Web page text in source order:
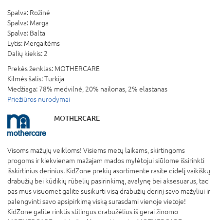
Spalva: Rožinė
Spalva: Marga
Spalva: Balta
Lytis: Mergaitėms
Dalių kiekis: 2
Prekės ženklas: MOTHERCARE
Kilmės šalis:Turkija
Medžiaga: 78% medvilnė, 20% nailonas, 2% elastanas
Priežiūros nurodymai
MOTHERCARE
Visoms mažųjų veikloms! Visiems metų laikams, skirtingoms
progoms ir kiekvienam mažajam mados mylėtojui siūlome išsirinkti
išskirtinius derinius. KidZone prekių asortimente rasite didelį vaikiškų
drabužių bei kūdikių rūbelių pasirinkimą, avalynę bei aksesuarus, tad
pas mus visuomet galite susikurti visą drabužių derinį savo mažyliui ir
palengvinti savo apsipirkimą viską surasdami vienoje vietoje!
KidZone galite rinktis stilingus drabužėlius iš gerai žinomo